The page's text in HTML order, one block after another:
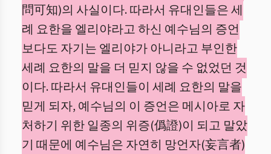
問可知)의 사실이다. 따라서 유대인들은 세
례 요한을 엘리야라고 하신 예수님의 증언
보다도 자기는 엘리야가 아니라고 부인한
세례 요한의 말을 더 믿지 않을 수 없었던 것
이다. 따라서 유대인들이 세례 요한의 말을
믿게 되자, 예수님의 이 증언은 메시아로 자
처하기 위한 일종의 위증(僞證)이 되고 말았
기 때문에 예수님은 자연히 망언자(妄言者)